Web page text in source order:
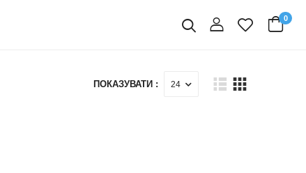
Пошуквхід
0
ПОКАЗУВАТИ :